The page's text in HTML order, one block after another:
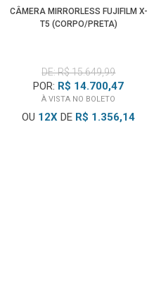
CÂMERA MIRRORLESS FUJIFILM X-
T5 (CORPO/PRETA)
DE: R$ 15.649,99
POR: R$ 14.700,47
À VISTA NO BOLETO
OU 12X DE R$ 1.356,14